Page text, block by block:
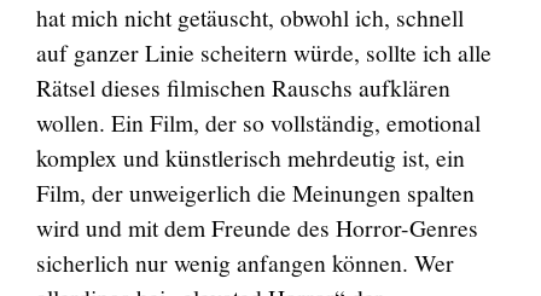
hat mich nicht getäuscht, obwohl ich, schnell
auf ganzer Linie scheitern würde, sollte ich alle
Rätsel dieses filmischen Rauschs aufklären
wollen. Ein Film, der so vollständig, emotional
komplex und künstlerisch mehrdeutig ist, ein
Film, der unweigerlich die Meinungen spalten
wird und mit dem Freunde des Horror-Genres
sicherlich nur wenig anfangen können. Wer